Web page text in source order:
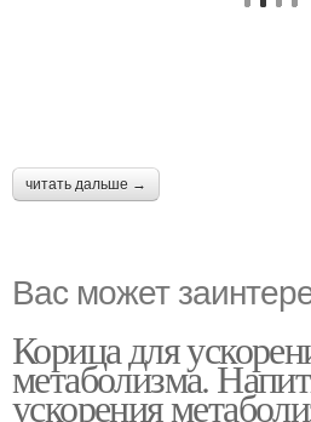
читать дальше →
Вас может
Корица для
метаболизма.
ускорения